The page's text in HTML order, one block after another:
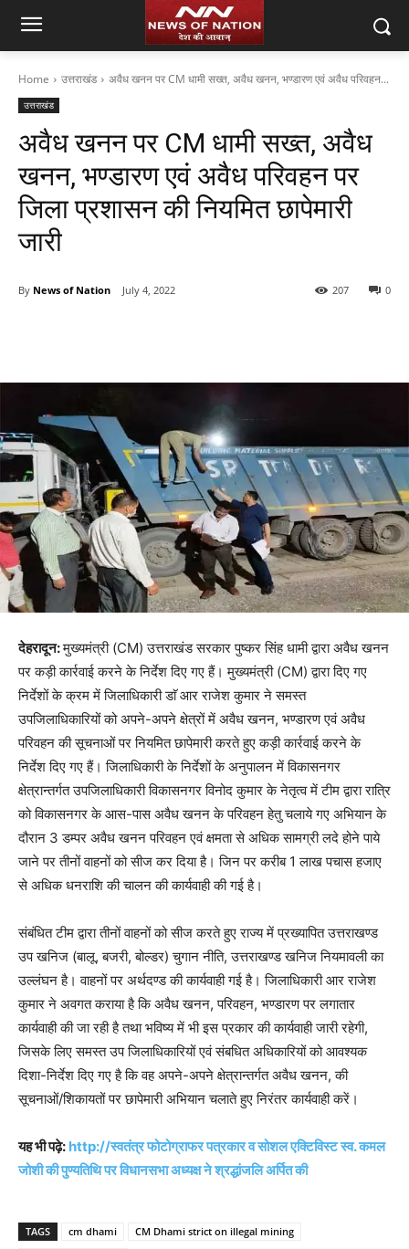
Home उत्तराखंड अवैध खनन पर CM धामी सख्त, अवैध खनन, भण्डारण एवं अवैध परिवहन...
उत्तराखंड
अवैध खनन पर CM धामी सख्त, अवैध
खनन, भण्डारण एवं अवैध परिवहन पर
जिला प्रशासन की नियमित छापेमारी
जारी
By News of Nation July 4, 2022 0
207
देहरादून:मुख्यमंत्री (CM) उत्तराखंड सरकार पुष्कर सिंह धामी द्वारा अवैध खनन
पर कड़ी कार्रवाई करने के निर्देश दिए गए हैं। मुख्यमंत्री (CM) द्वारा दिए गए
निर्देशों के क्रम में जिलाधिकारी डाॅ आर राजेश कुमार ने समस्त
उपजिलाधिकारियों को अपने-अपने क्षेत्रों में अवैध खनन, भण्डारण एवं अवैध
परिवहन की सूचनाओं पर नियमित छापेमारी करते हुए कड़ी कार्रवाई करने के
निर्देश दिए गए हैं। जिलाधिकारी के निर्देशों के अनुपालन में विकासनगर
क्षेत्रान्तर्गत उपजिलाधिकारी विकासनगर विनोद कुमार के नेतृत्व में टीम द्वारा रात्रि
को विकासनगर के आस-पास अवैध खनन के परिवहन हेतु चलाये गए अभियान के
दौरान 3 डम्पर अवैध खनन परिवहन एवं क्षमता से अधिक सामग्री लदे होने पाये
जाने पर तीनों वाहनों को सीज कर दिया है। जिन पर करीब 1 लाख पचास हजाए
से अधिक धनराशि की चालन की कार्यवाही की गई है।
संबंधित टीम द्वारा तीनों वाहनों को सीज करते हुए राज्य में प्रख्यापित उत्तराखण्ड
उप खनिज (बालू, बजरी, बोल्डर) चुगान नीति, उत्तराखण्ड खनिज नियमावली का
उल्लंघन है। वाहनों पर अर्थदण्ड की कार्यवाही गई है। जिलाधिकारी आर राजेश
कुमार ने अवगत कराया है कि अवैध खनन, परिवहन, भण्डारण पर लगातार
कार्यवाही की जा रही है तथा भविष्य में भी इस प्रकार की कार्यवाही जारी रहेगी,
जिसके लिए समस्त उप जिलाधिकारियों एवं संबधित अधिकारियों को आवश्यक
दिशा-निर्देश दिए गए है कि वह अपने-अपने क्षेत्रान्तर्गत अवैध खनन, की
सूचनाओं/शिकायतों पर छापेमारी अभियान चलाते हुए निरंतर कार्यवाही करें।
यह भी पढ़े: http://स्वतंत्र फोटोग्राफर पत्रकार व सोशल एक्टिविस्ट स्व. कमल
जोशी की पुण्यतिथि पर विधानसभा अध्यक्ष ने श्रद्धांजलि अर्पित की
TAGS cm dhami
CM Dhami strict on illegal mining